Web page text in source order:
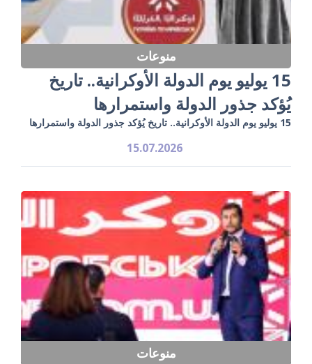
منوعات
15 يوليو يوم الدولة الأوكرانية.. تاريخ
يُؤكد جذور الدولة واستمرارها
15 يوليو يوم الدولة الأوكرانية.. تاريخ يُؤكد جذور الدولة واستمرارها
15.07.2026
منوعات